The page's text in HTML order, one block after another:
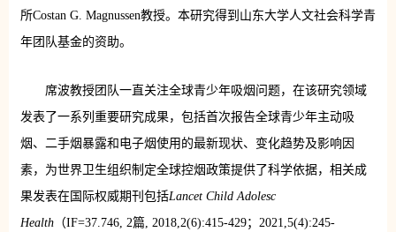
所Costan G. Magnussen教授。本研究得到山东大学人文社会科学青
年团队基金的资助。
席波教授团队一直关注全球青少年吸烟问题，在该研究领域
发表了一系列重要研究成果，包括首次报告全球青少年主动吸
烟、二手烟暴露和电子烟使用的最新现状、变化趋势及影响因
素，为世界卫生组织制定全球控烟政策提供了科学依据，相关成
果发表在国际权威期刊包括Lancet Child Adolesc
Health（IF=37.746, 2篇, 2018,2(6):415-429；2021,5(4):245-